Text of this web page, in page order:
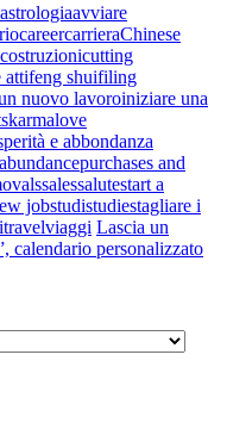
astrologiaavviare
careercarrieraChinese
costruzionicutting
attifeng shuifiling
nuovo lavoroiniziare una
karmalove
e abbondanza
purchases and
salessalutestart a
jobstudistudiestagliare i
travelviaggi Lascia un
calendario personalizzato